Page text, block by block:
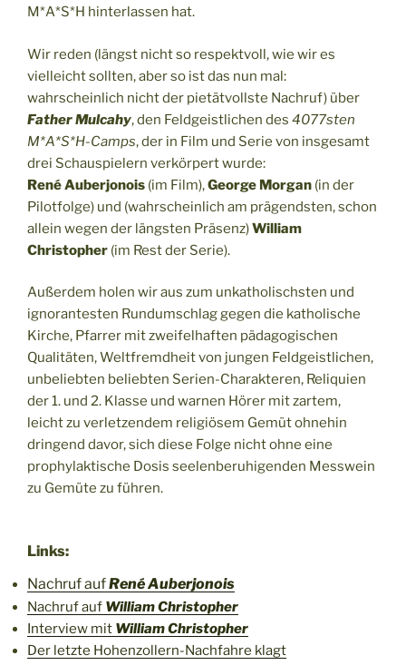
M*A*S*H hinterlassen hat.
Wir reden (längst nicht so respektvoll, wie wir es
vielleicht sollten, aber so ist das nun mal:
wahrscheinlich nicht der pietätvollste Nachruf) über
Father Mulcahy, den Feldgeistlichen des 4077sten
M*A*S*H-Camps, der in Film und Serie von insgesamt
drei Schauspielern verkörpert wurde:
René Auberjonois (im Film),George Morgan (in der
Pilotfolge) und (wahrscheinlich am prägendsten, schon
allein wegen der längsten Präsenz)William
Christopher (im Rest der Serie).
Außerdem holen wir aus zum unkatholischsten und
ignorantesten Rundumschlag gegen die katholische
Kirche, Pfarrer mit zweifelhaften pädagogischen
Qualitäten, Weltfremdheit von jungen Feldgeistlichen,
unbeliebten beliebten Serien-Charakteren, Reliquien
der 1. und 2. Klasse und warnen Hörer mit zartem,
leicht zu verletzendem religiösem Gemüt ohnehin
dringend davor, sich diese Folge nicht ohne eine
prophylaktische Dosis seelenberuhigenden Messwein
zu Gemüte zu führen.
Links:
Nachruf aufRené Auberjonois
Nachruf auf William Christopher
Interview mit William Christopher
Der letzte Hohenzollern-Nachfahre klagt